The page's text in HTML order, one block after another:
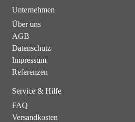
Unternehmen
Über uns
AGB
Datenschutz
Impressum
Referenzen
Service & Hilfe
FAQ
Versandkosten